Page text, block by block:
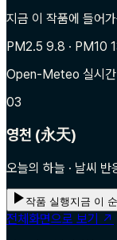
지금 이 작품에 들어
PM2.5 9.8 · PM10
Open-Meteo 실시
03
영천 (永天)
오늘의 하늘 · 날씨
작품 실행 지금 이
전체화면으로 보기 ↗